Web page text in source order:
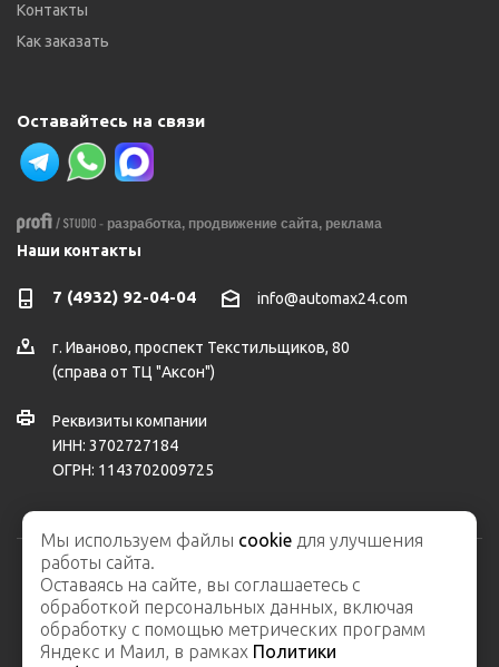
Контакты
Как заказать
Оставайтесь на связи
- разработка, продвижение сайта, реклама
Наши контакты
7 (4932) 92-04-04 info@automax24.com
г. Иваново, проспект Текстильщиков, 80
(справа от ТЦ "Аксон")
Реквизиты компании
ИНН: 3702727184
ОГРН: 1143702009725
2026 © ООО "АвтоМакс" – интернет-магазин автозапчастей и
автосервис
Карта сайта
Мы используем файлы cookie для улучшения
работы сайта.
Оставаясь на сайте, вы соглашаетесь с
обработкой персональных данных, включая
обработку с помощью метрических программ
Яндекс и Маил, в рамках Политики